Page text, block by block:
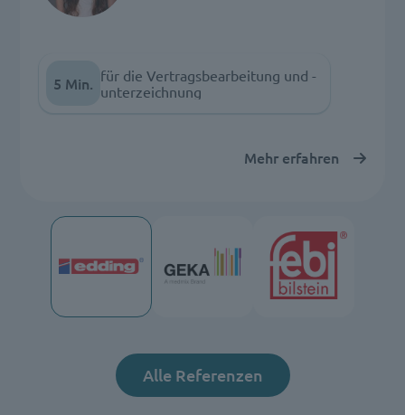
5 Min. für die Vertragsbearbeitung und -
unterzeichnung
Mehr erfahren
Alle Referenzen